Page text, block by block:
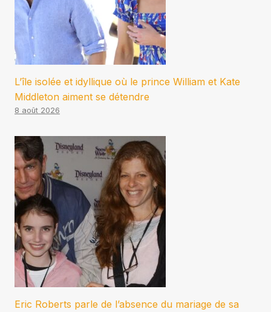
L’île isolée et idyllique où le prince William et Kate
Middleton aiment se détendre
8 août 2026
Eric Roberts parle de l’absence du mariage de sa